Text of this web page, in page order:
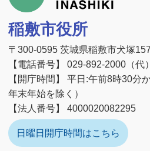
稲敷市役所
〒300-0595 茨城県稲敷市犬塚
【電話番号】 029-892-2000（代）
【開庁時間】 平日:午前8時30分
年末年始を除く）
【法人番号】 4000020082295
日曜日開庁時間はこちら